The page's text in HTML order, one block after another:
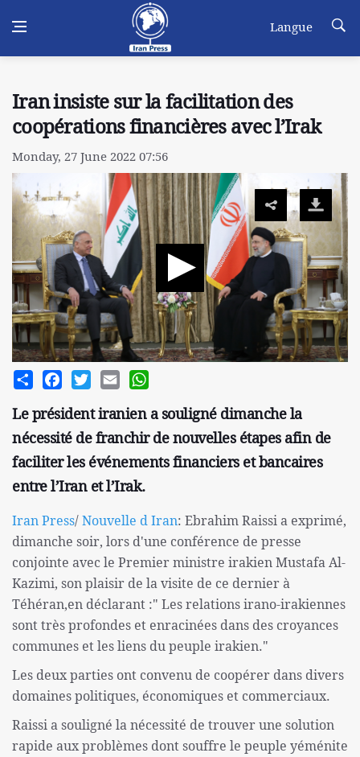
Langue
Iran insiste sur la facilitation des
coopérations financières avec l’Irak
Monday, 27 June 2022 07:56
Share FacebookTwitterEmail
Le président iranien a souligné dimanche la
nécessité de franchir de nouvelles étapes afin de
faciliter les événements financiers et bancaires
entre l’Iran et l’Irak.
Iran Press/Nouvelle d Iran: Ebrahim Raissi a exprimé,
dimanche soir, lors d'une conférence de presse
conjointe avec le Premier ministre irakien Mustafa Al-
Kazimi, son plaisir de la visite de ce dernier à
Téhéran,en déclarant :" Les relations irano-irakiennes
sont très profondes et enracinées dans des croyances
communes et les liens du peuple irakien."
Les deux parties ont convenu de coopérer dans divers
domaines politiques, économiques et commerciaux.
Raissi a souligné la nécessité de trouver une solution
rapide aux problèmes dont souffre le peuple yéménite